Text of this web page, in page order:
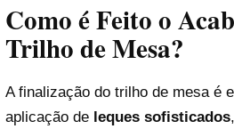
Como é Feito o
Trilho de Mesa?
A finalização do trilho de mesa é
aplicação de leques sofisticados